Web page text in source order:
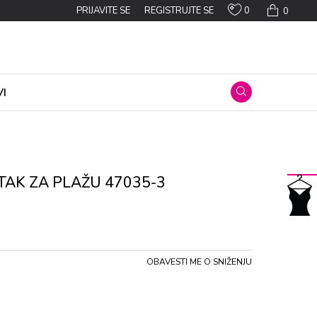
0
0
PRIJAVITE SE REGISTRUJTE SE
ZA PLAŽU 47035-3
OBAVESTI ME O SNIŽENJU